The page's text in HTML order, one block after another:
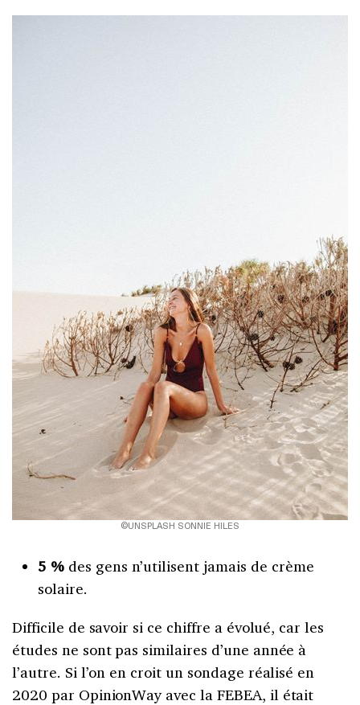
©UNSPLASH SONNIE HILES
5 %des gens n’utilisent jamais de crème
solaire.
Difficile de savoir si ce chiffre a évolué, car les
études ne sont pas similaires d’une année à
l’autre. Si l’on en croit un sondage réalisé en
2020 par OpinionWay avec la FEBEA, il était